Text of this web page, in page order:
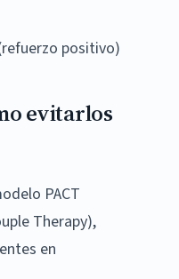
positivo)
evitarlos
PACT
Therapy),
en